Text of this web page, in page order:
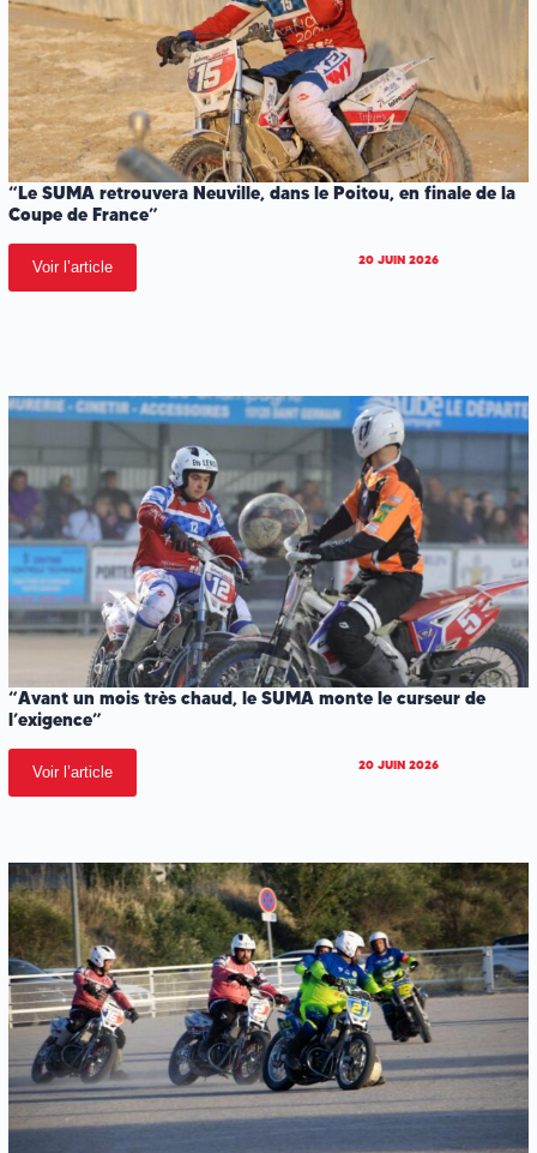
“Le SUMA retrouvera Neuville, dans le Poitou, en finale de la
Coupe de France”
Voir l’article 20 JUIN 2026
“Avant un mois très chaud, le SUMA monte le curseur de
l’exigence”
Voir l’article 20 JUIN 2026